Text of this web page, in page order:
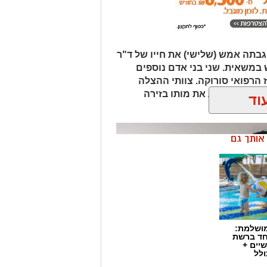
עשרות שוטרים, אשר נאלצים לחצוץ
את מעשיו. המפגינים בצד זה
המערכת וקוראים לעברו קריאות
אמש (שלישי) את חייו של ד"ר
במשאית. שני בני אדם נוספים
הרפואי סורוקה. צוותי ההצלה
לקבוע את מותו בזירה
אותך גם
ברשת
+